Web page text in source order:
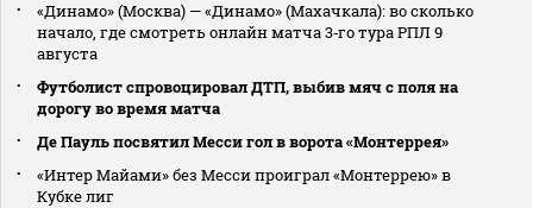
«Динамо» (Москва) — «Динамо» (Махачкала): во сколько
начало, где смотреть онлайн матча 3‑го тура РПЛ 9
августа
Футболист спровоцировал ДТП, выбив мяч с поля на
дорогу во время матча
Де Пауль посвятил Месси гол в ворота «Монтеррея»
«Интер Майами» без Месси проиграл «Монтеррею» в
Кубке лиг